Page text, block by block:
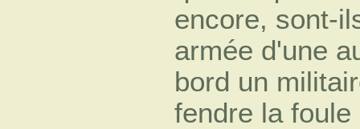
encore, sont-
armée d'une
bord un
fendre la